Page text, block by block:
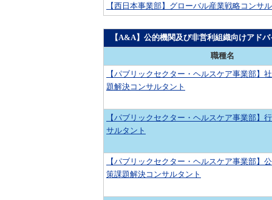
【西日本事業部】グローバル産業戦略コンサ
【A&A】公的機関及び非営利組織向けアド
職種名
【パブリックセクター・ヘルスケア事業部】
題解決コンサルタント
【パブリックセクター・ヘルスケア事業部】
サルタント
【パブリックセクター・ヘルスケア事業部】
策課題解決コンサルタント